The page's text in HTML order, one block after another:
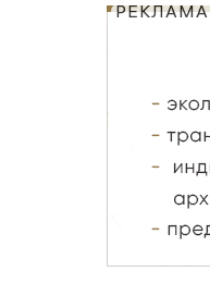
РЕКЛАМА